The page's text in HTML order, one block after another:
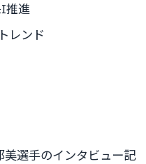
推進
レンド
選手のインタビュー記